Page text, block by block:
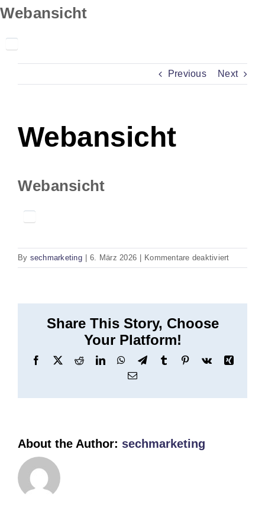
Skip
content
Webansicht
Previous Next
Webansicht
Webansicht
By sechmarketing 6. März 2026 Kommentare deaktiviertfür
Share This Story, Choose
Your Platform!
Facebook
X RedditLinkedInWhatsApp
TelegramTumblr Pinterest
Vk
Xing
Email
About the Author: sechmarketing